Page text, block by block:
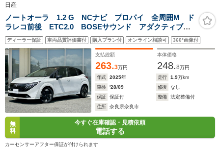
日産
ノートオーラ 1.2 G NCナビ プロパイ 全周囲M ド
ラレコ前後 ETC2.0 BOSEサウンド アダクティブ
LEDヘッド フォグライト SOSコール 衝突被害軽
減 踏み間違い防止 障害物センサ ブラインドスポッ
トモニタ パワーシート
ディーラー保証 車両品質評価書付 購入プラン付 オンライン相談可 360°画像付
支払総額
263.3万円
本体価格
248.8万円
年式
2025年 走行 1.9万km
車検
'28/09 修復
なし
保証
保証付 整備
法定整備付
住所
奈良県奈良市
無
料
今すぐ在庫確認・見積依頼
電話する
カーセンサーアフター保証が付けられます